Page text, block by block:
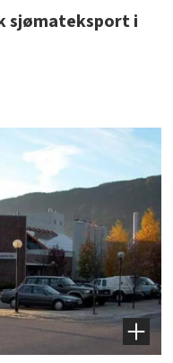
sjømateksport i